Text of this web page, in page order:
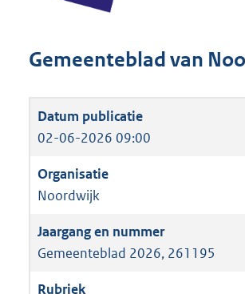
Gemeenteblad van
02-06-2026 09:00
Noordwijk
Gemeenteblad 2026, 261195